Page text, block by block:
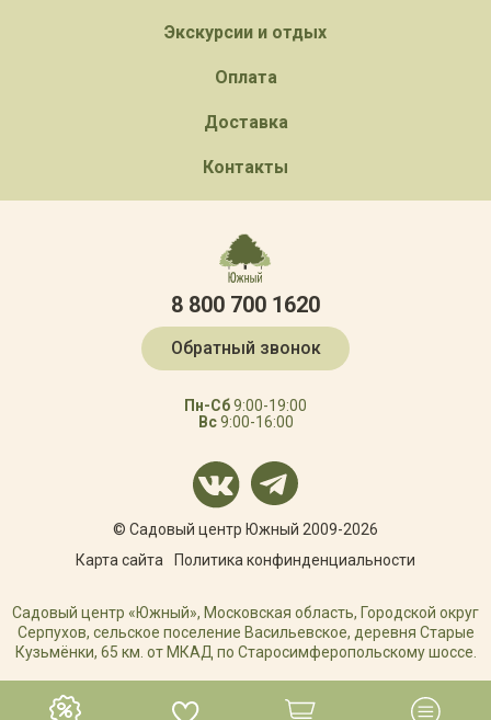
Экскурсии и отдых
Оплата
Доставка
Контакты
8 800 700 1620
Обратный звонок
Пн-Сб9:00-19:00
Вс9:00-16:00
© Садовый центр Южный 2009-2026
Карта сайта
Политика конфинденциальности
Садовый центр «Южный», Московская область, Городской округ
Серпухов, сельское поселение Васильевское, деревня Старые
Кузьмёнки, 65 км. от МКАД по Старосимферопольскому шоссе.